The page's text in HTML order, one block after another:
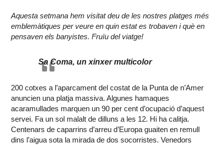
Aquesta setmana hem visitat deu de les nostres platges més
emblemàtiques per veure en quin estat es trobaven i què en
pensaven els banyistes. Fruïu del viatge!
Sa Coma, un xinxer multicolor
200 cotxes a l’aparcament del costat de la Punta de n’Amer
anuncien una platja massiva. Algunes hamaques
acaramullades marquen un 90 per cent d’ocupació d’aquest
servei. Fa un sol malalt de dilluns a les 12. Hi ha calitja.
Centenars de caparrins d’arreu d’Europa guaiten en remull
dins l’aigua sota la mirada de dos socorristes. Venedors